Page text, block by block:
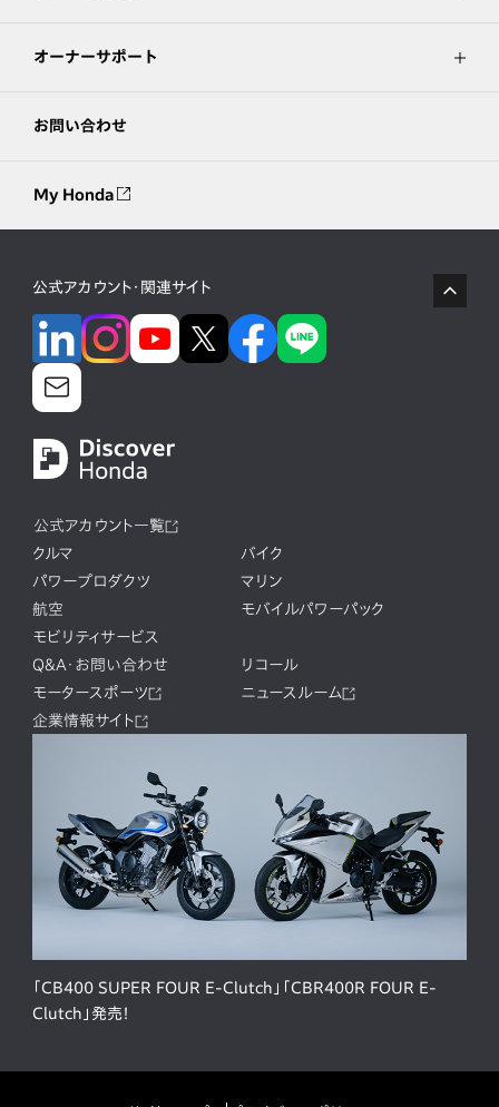
オーナーサポート
お問い合わせ
My Honda
公式アカウント・関連サイト
公式アカウント一覧
クルマ
バイク
パワープロダクツ
マリン
航空
モバイルパワーパック
モビリティサービス
Q&A・お問い合わせ
リコール
モータースポーツ
ニュースルーム
企業情報サイト
「CB400 SUPER FOUR E-Clutch」「CBR400R FOUR E-
Clutch」発売！